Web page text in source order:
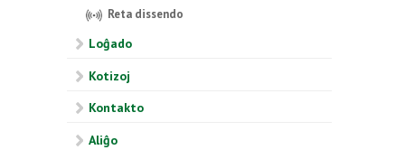
Reta dissendo
Loĝado
Kotizoj
Kontakto
Aliĝo